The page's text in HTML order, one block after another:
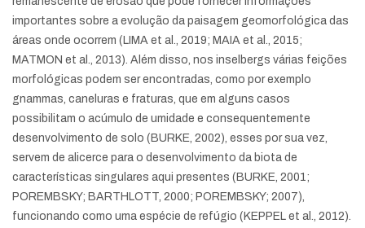
importantes sobre a evolução da paisagem geomorfológica das
áreas onde ocorrem (LIMA et al., 2019; MAIA et al., 2015;
MATMON et al., 2013). Além disso, nos inselbergs várias feições
morfológicas podem ser encontradas, como por exemplo
gnammas, caneluras e fraturas, que em alguns casos
possibilitam o acúmulo de umidade e consequentemente
desenvolvimento de solo (BURKE, 2002), esses por sua vez,
servem de alicerce para o desenvolvimento da biota de
características singulares aqui presentes (BURKE, 2001;
POREMBSKY; BARTHLOTT, 2000; POREMBSKY; 2007),
funcionando como uma espécie de refúgio (KEPPEL et al., 2012).